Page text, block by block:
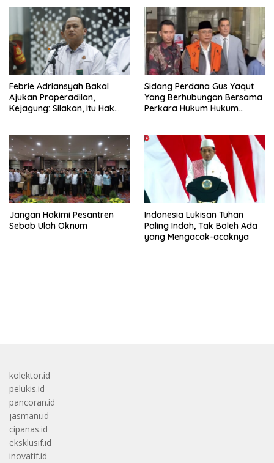
Febrie Adriansyah Bakal
Ajukan Praperadilan,
Kejagung: Silakan, Itu Hak
Sidang Perdana Gus Yaqut
Yang Berhubungan Bersama
Perkara Hukum Hukum
Jangan Hakimi Pesantren
Sebab Ulah Oknum
Indonesia Lukisan Tuhan
Paling Indah, Tak Boleh Ada
yang Mengacak-acaknya
kolektor.id
pelukis.id
pancoran.id
jasmani.id
cipanas.id
eksklusif.id
inovatif.id